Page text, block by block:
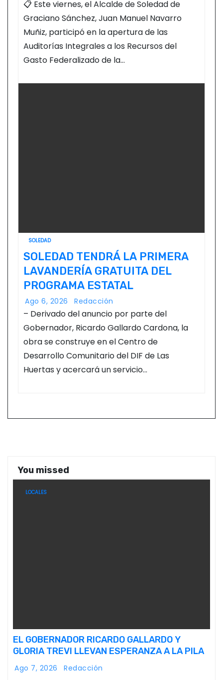
📋 Este viernes, el Alcalde de Soledad de
Graciano Sánchez, Juan Manuel Navarro
Muñiz, participó en la apertura de las
Auditorías Integrales a los Recursos del
Gasto Federalizado de la…
SOLEDAD
SOLEDAD TENDRÁ LA PRIMERA
LAVANDERÍA GRATUITA DEL
PROGRAMA ESTATAL
Ago 6, 2026 Redacción
– Derivado del anuncio por parte del
Gobernador, Ricardo Gallardo Cardona, la
obra se construye en el Centro de
Desarrollo Comunitario del DIF de Las
Huertas y acercará un servicio…
You missed
LOCALES
EL GOBERNADOR RICARDO GALLARDO Y
GLORIA TREVI LLEVAN ESPERANZA A LA PILA
Ago 7, 2026 Redacción